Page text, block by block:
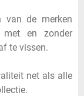
van de merken
en zonder
te vissen.
net als alle